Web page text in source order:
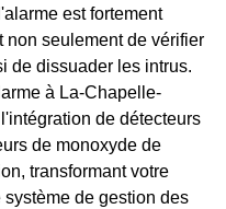
est fortement
non seulement de vérifier
de dissuader les intrus.
à La-Chapelle-
de détecteurs
de monoxyde de
transformant votre
de gestion des